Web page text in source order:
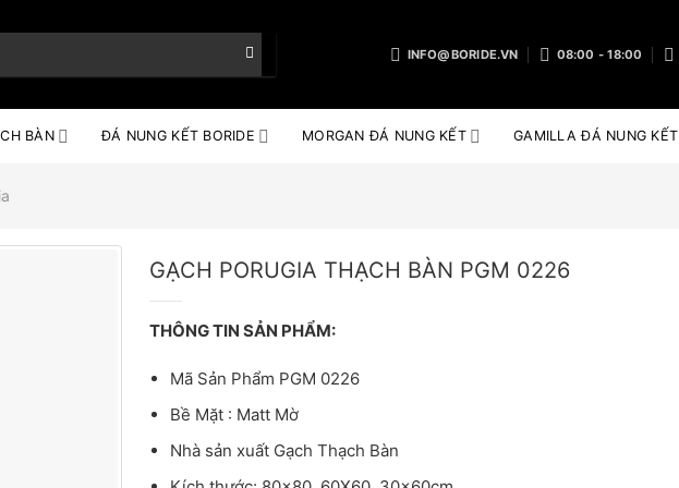
INFO@BORIDE.VN 08:00 - 18:00
BÀN ĐÁ NUNG KẾT BORIDE MORGAN ĐÁ NUNG KẾT GAMILLA ĐÁ NUNG KẾT
GẠCH PORUGIA THẠCH BÀN PGM 0226
THÔNG TIN SẢN PHẨM:
Mã Sản Phẩm PGM 0226
Bề Mặt : Matt Mờ
Nhà sản xuất Gạch Thạch Bàn